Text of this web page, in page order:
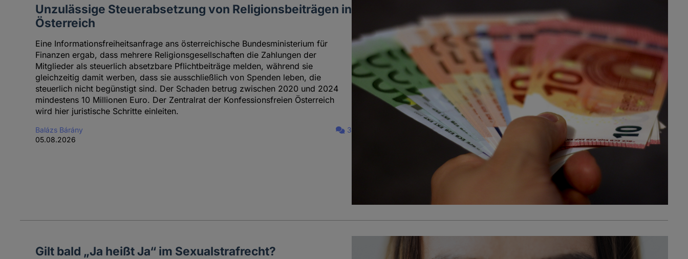
Unzulässige Steuerabsetzung von Religionsbeiträgen in
Österreich
Eine Informationsfreiheitsanfrage ans österreichische Bundesministerium für
Finanzen ergab, dass mehrere Religionsgesellschaften die Zahlungen der
Mitglieder als steuerlich absetzbare Pflichtbeiträge melden, während sie
gleichzeitig damit werben, dass sie ausschließlich von Spenden leben, die
steuerlich nicht begünstigt sind. Der Schaden betrug zwischen 2020 und 2024
mindestens 10 Millionen Euro. Der Zentralrat der Konfessionsfreien Österreich
wird hier juristische Schritte einleiten.
Balázs Bárány
05.08.2026
3
Gilt bald „Ja heißt Ja“ im Sexualstrafrecht?